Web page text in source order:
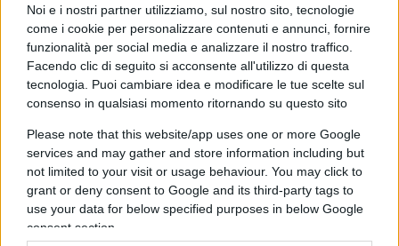
Noi e i nostri partner utilizziamo, sul nostro sito, tecnologie
come i cookie per personalizzare contenuti e annunci, fornire
funzionalità per social media e analizzare il nostro traffico.
Facendo clic di seguito si acconsente all'utilizzo di questa
tecnologia. Puoi cambiare idea e modificare le tue scelte sul
consenso in qualsiasi momento ritornando su questo sito
Please note that this website/app uses one or more Google
services and may gather and store information including but
not limited to your visit or usage behaviour. You may click to
grant or deny consent to Google and its third-party tags to
use your data for below specified purposes in below Google
consent section.
Se questi fattori – e alcune delle evidenze emerse
– potrebbero sembrare sostanzialmente
incentivanti la progressione di una società
totalmente digitalizzata e senza contanti, è bene
tenere presente che un cambio così tanto rapido e
non adeguatamente assecondato da enti,
associazioni ed istituzioni potrebbe causare dei
gravi problemi di inclusione sociale e finanziaria a